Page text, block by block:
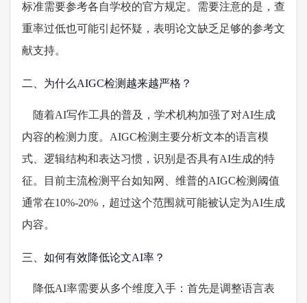
标准需要参考各自学校的官方规定。需要注意的是，查
重率过低也可能引起怀疑，表明论文缺乏足够的参考文
献支持。
二、为什么AIGC检测越来越严格？
随着AI写作工具的普及，学术机构加强了对AI生成
内容的检测力度。AIGC检测主要分析文本的语言模
式、逻辑结构和表达习惯，识别是否具有AI生成的特
征。目前主流检测平台如知网、维普的AIGC检测阈值
通常在10%-20%，超过这个范围就可能被认定为AI生成
内容。
三、如何有效降低论文AI率？
降低AI率需要从多个维度入手：首先是调整语言表